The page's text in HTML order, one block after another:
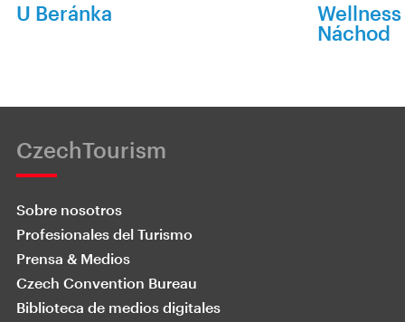
U Beránka
Náchod
CzechTourism
Sobre nosotros
Profesionales del Turismo
Prensa & Medios
Czech Convention Bureau
Biblioteca de medios digitales